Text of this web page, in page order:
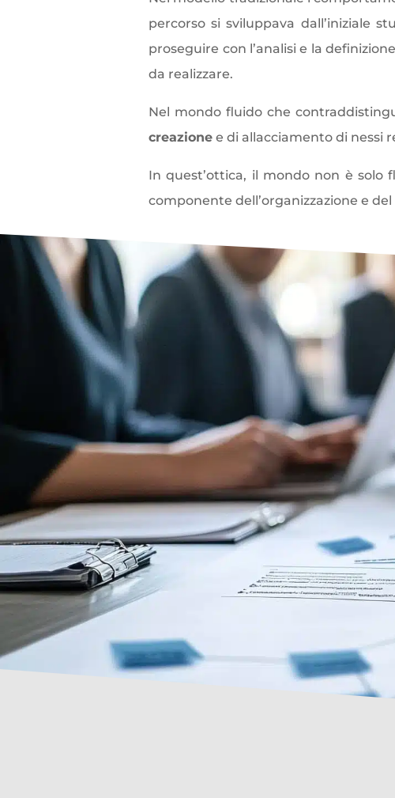
percorso si sviluppava dall’iniziale
proseguire con l’analisi e la
da realizzare.
Nel mondo fluido che
creazione e di allacciamento di nessi
In quest’ottica, il mondo non è solo
componente dell’organizzazione e